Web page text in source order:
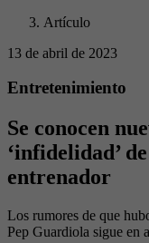
Artículo
13 de abril de 2023
Entretenimiento
Se conocen
‘infidelidad’
entrenador
Los rumores de que
Pep Guardiola sigue en